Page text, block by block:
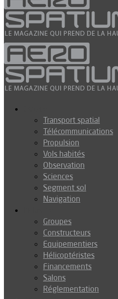
Transport spatial
Télécommunications
Propulsion
Vols habités
Observation
Sciences
Segment sol
Navigation
Groupes
Constructeurs
Equipementiers
Hélicoptéristes
Financements
Salons
Réglementation